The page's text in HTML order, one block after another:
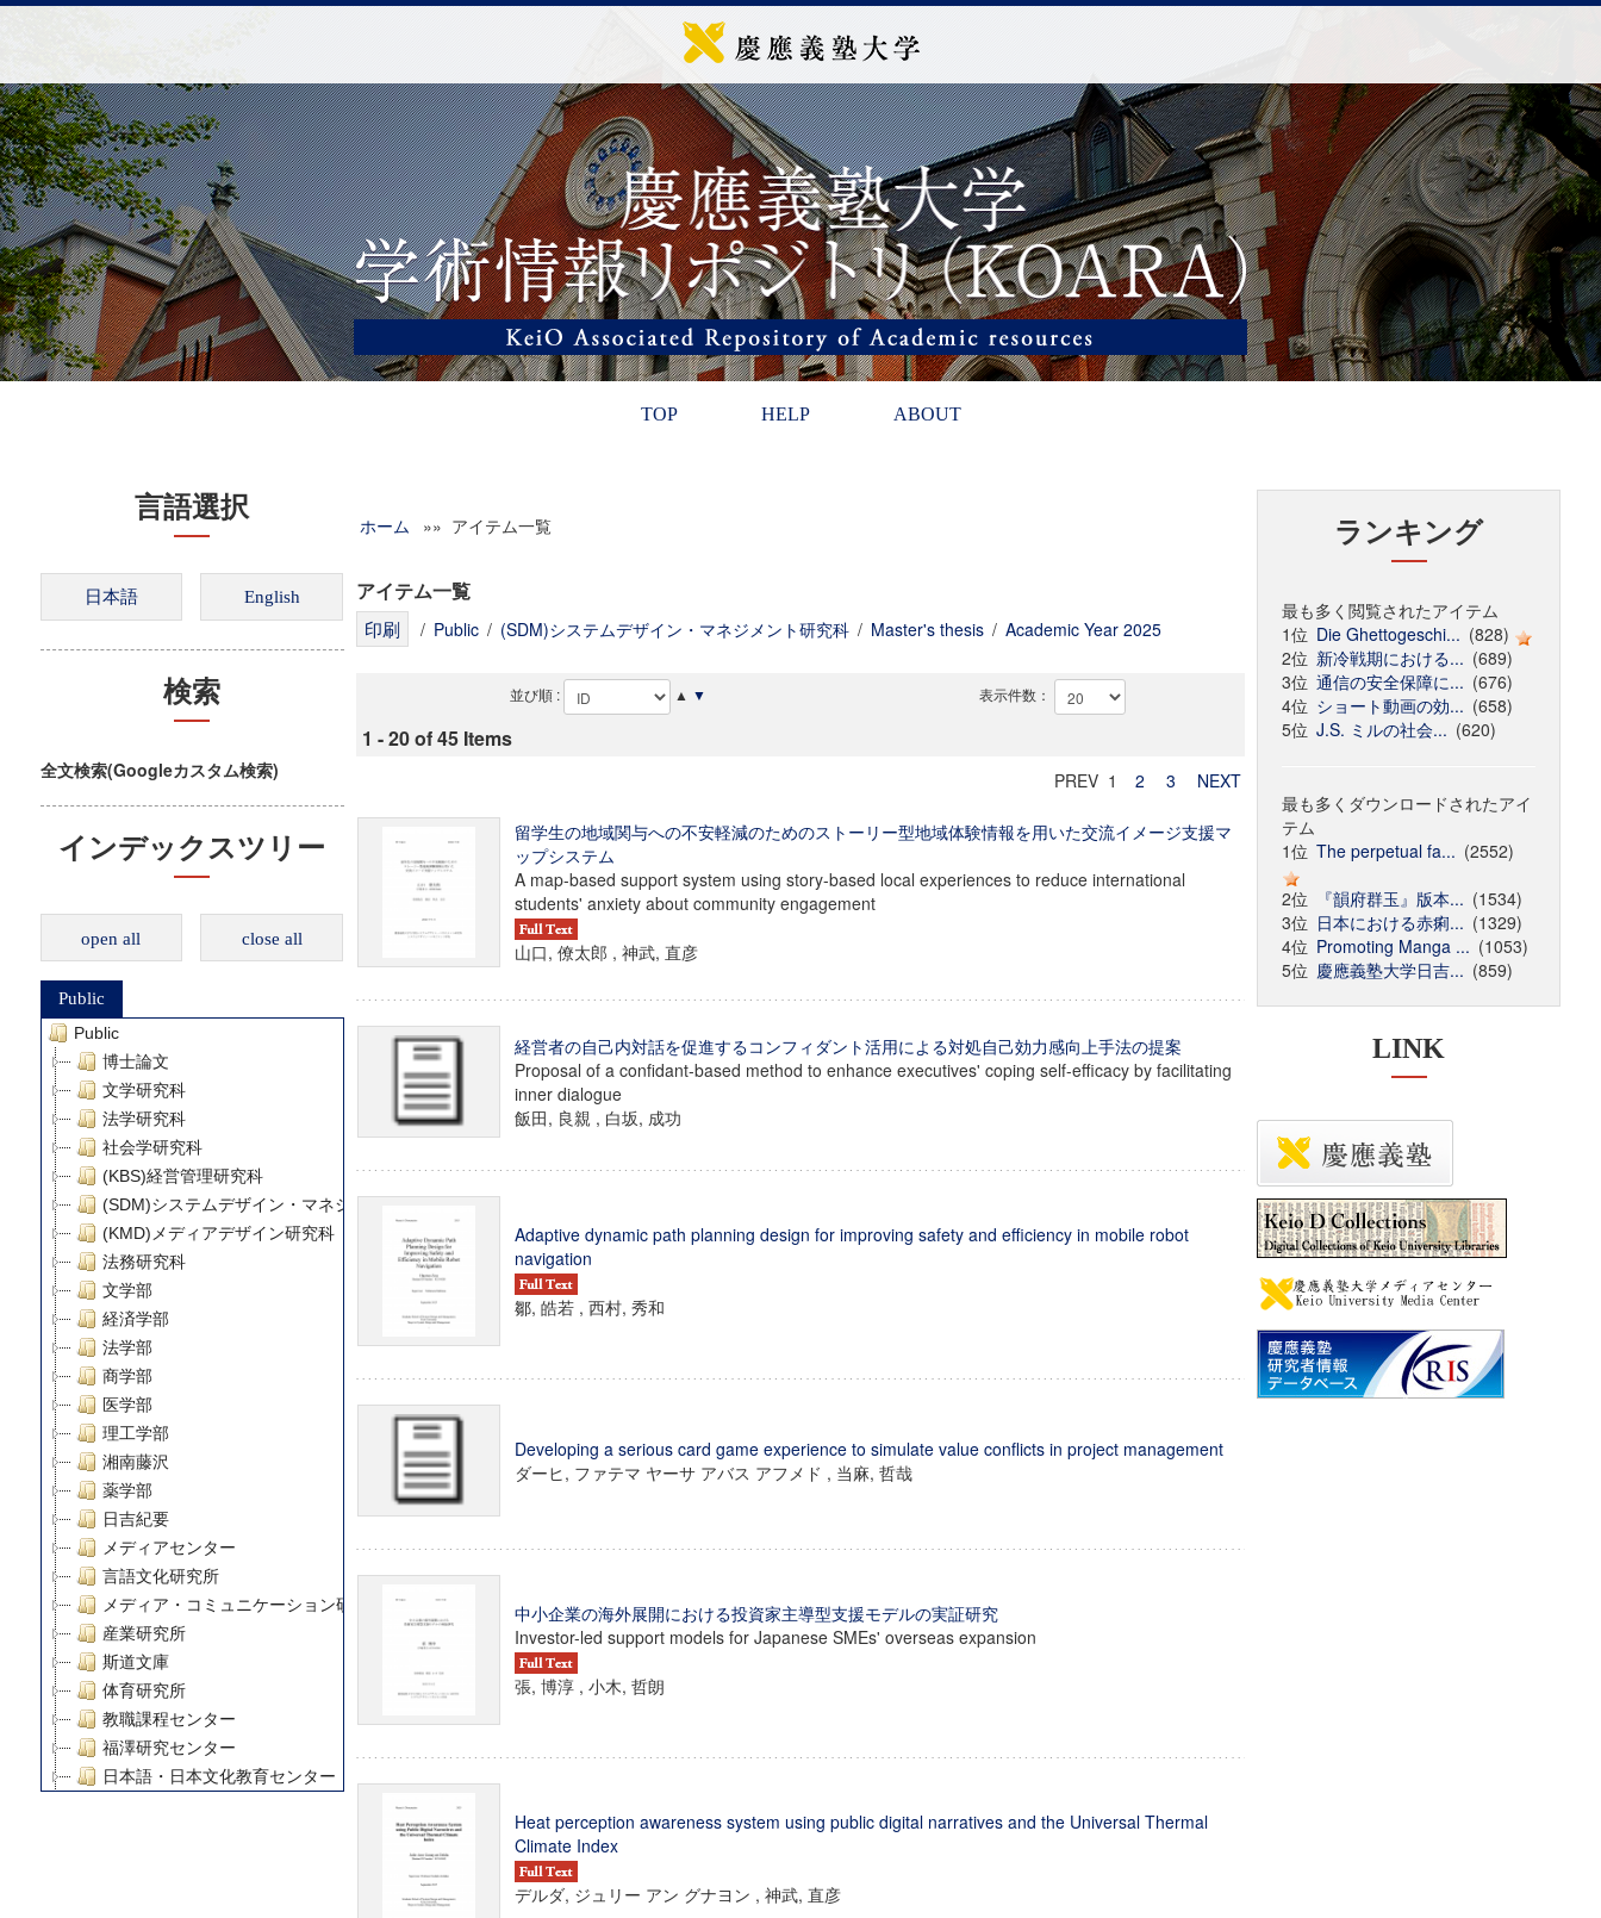
TOP HELP ABOUT
言語選択
検索
全文検索(Googleカスタム検索)
インデックスツリー
open all close all
Public
Public
博士論文
文学研究科
法学研究科
社会学研究科
(KBS)経営管理研究科
(SDM)システムデザイン・マネジメント研究科
(KMD)メディアデザイン研究科
法務研究科
文学部
経済学部
法学部
商学部
医学部
理工学部
湘南藤沢
薬学部
日吉紀要
メディアセンター
言語文化研究所
メディア・コミュニケーション研究所
産業研究所
斯道文庫
体育研究所
教職課程センター
福澤研究センター
日本語・日本文化教育センター
デジタルメディア・コンテンツ統合研究センター
ホーム »» アイテム一覧
アイテム一覧
/ Public / (SDM)システムデザイン・マネジメント研究科 / Master's thesis / Academic Year 2025
並び順 : ▲ ▼ 表示件数：
1 - 20 of 45 Items
PREV 1 2 3 NEXT
留学生の地域関与への不安軽減のためのストーリー型地域体験情報を用いた交流イメージ支援マ
ップシステム
A map-based support system using story-based local experiences to reduce international
students' anxiety about community engagement
山口, 僚太郎 , 神武, 直彦
経営者の自己内対話を促進するコンフィダント活用による対処自己効力感向上手法の提案
Proposal of a confidant-based method to enhance executives' coping self-efficacy by facilitating
inner dialogue
飯田, 良親 , 白坂, 成功
Adaptive dynamic path planning design for improving safety and efficiency in mobile robot
navigation
鄒, 皓若 , 西村, 秀和
Developing a serious card game experience to simulate value conflicts in project management
ダーヒ, ファテマ ヤーサ アバス アフメド , 当麻, 哲哉
中小企業の海外展開における投資家主導型支援モデルの実証研究
Investor-led support models for Japanese SMEs' overseas expansion
張, 博淳 , 小木, 哲朗
Heat perception awareness system using public digital narratives and the Universal Thermal
Climate Index
デルダ, ジュリー アン グナヨン , 神武, 直彦
ランキング
最も多く閲覧されたアイテム
1位 Die Ghettogeschi... (828)
2位 新冷戦期における... (689)
3位 通信の安全保障に... (676)
4位 ショート動画の効... (658)
5位 J.S. ミルの社会... (620)
最も多くダウンロードされたアイ
テム
1位 The perpetual fa... (2552)
2位
『韻府群玉』版本... (1534)
3位 日本における赤痢... (1329)
4位 Promoting Manga ... (1053)
5位 慶應義塾大学日吉... (859)
LINK